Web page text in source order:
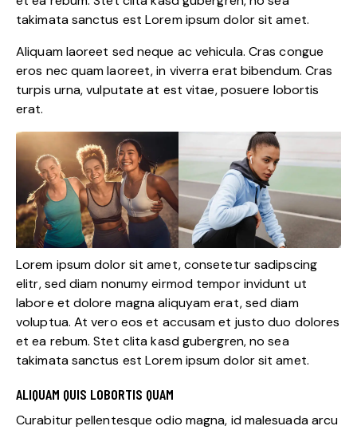
takimata sanctus est Lorem ipsum dolor sit amet.
Aliquam laoreet sed neque ac vehicula. Cras congue
eros nec quam laoreet, in viverra erat bibendum. Cras
turpis urna, vulputate at est vitae, posuere lobortis
erat.
Lorem ipsum dolor sit amet, consetetur sadipscing
elitr, sed diam nonumy eirmod tempor invidunt ut
labore et dolore magna aliquyam erat, sed diam
voluptua. At vero eos et accusam et justo duo dolores
et ea rebum. Stet clita kasd gubergren, no sea
takimata sanctus est Lorem ipsum dolor sit amet.
ALIQUAM QUIS LOBORTIS QUAM
Curabitur pellentesque odio magna, id malesuada arcu